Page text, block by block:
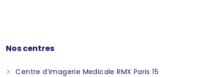
Nos centres
Centre d’imagerie Medicale RMX Paris 15